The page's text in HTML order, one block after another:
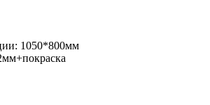
1050*800мм